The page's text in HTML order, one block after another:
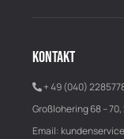
KONTAKT
+ 49 (040)
Großlohering 68 –
Email: